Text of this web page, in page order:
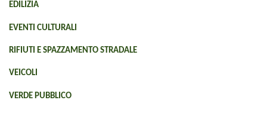
EDILIZIA
EVENTI CULTURALI
RIFIUTI E SPAZZAMENTO STRADALE
VEICOLI
VERDE PUBBLICO